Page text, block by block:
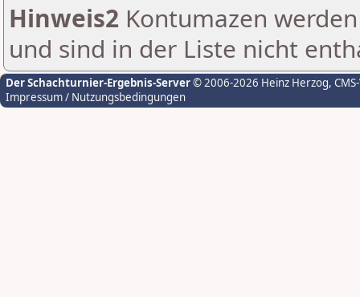
Hinweis2 Kontumazen
und sind in der Liste nicht
Der Schachturnier-Ergebnis-Server© 2006-2026 Heinz Herzog,
Impressum / Nutzungsbedingungen